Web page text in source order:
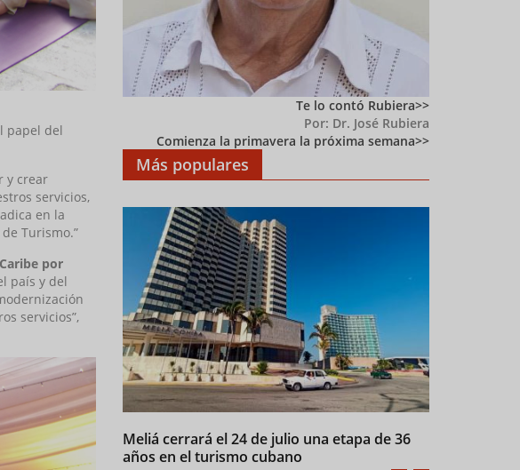
papel del
y crear
servicios,
en la
Turismo.”
por
país y del
servicios”,
Te lo contó Rubiera
Por: Dr. José Rubiera
Comienza la primavera la próxima semana
Más populares
Meliá cerrará el 24 de julio una etapa de 36
años en el turismo cubano